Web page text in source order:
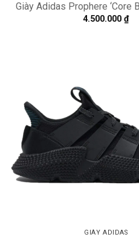
Giày Adidas Prophere ‘Core
4.500.000₫
GIÀY ADIDAS